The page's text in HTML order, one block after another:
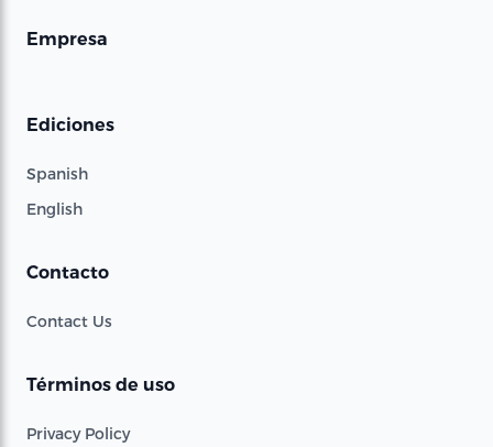
Empresa
Ediciones
Spanish
English
Contacto
Contact Us
Términos de uso
Privacy Policy